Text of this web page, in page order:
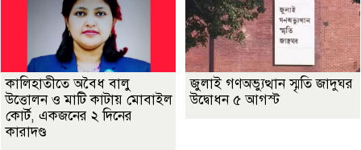
কালিহাতীতে অবৈধ বালু
উত্তোলন ও মাটি কাটায় মোবাইল
কোর্ট, একজনের ২ দিনের
কারাদণ্ড
জুলাই গণঅভ্যুত্থান স্মৃতি জাদুঘর
উদ্বোধন ৫ আগস্ট